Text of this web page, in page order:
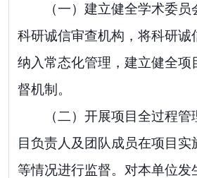
（一）建立健全学术委
科研诚信审查机构，将科研诚
纳入常态化管理，建立健全项
督机制。
（二）开展项目全过程
目负责人及团队成员在项目实
等情况进行监督。对本单位发